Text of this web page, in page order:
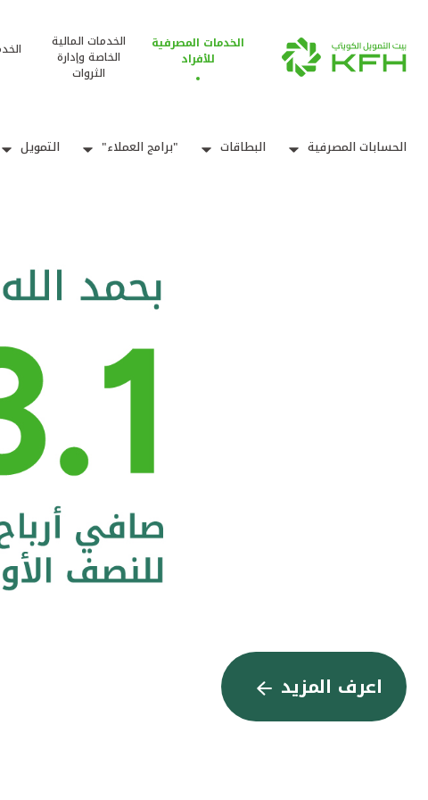
الخدمات المصرفية
للأفراد
الخدمات المالية
الخاصة وإدارة
الثروات
الحسابات المصرفية البطاقات "برامج العملاء" التمويل
اعرف المزيد